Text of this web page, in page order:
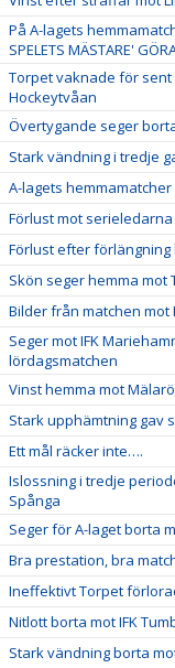
På A-lagets
SPELETS MÄSTARE'
Torpet vaknade för sent
Hockeytvåan
Övertygande seger
Stark vändning i tredje
A-lagets hemmamatcher
Förlust mot serieledarna
Förlust efter förlängning
Skön seger hemma mot
Bilder från matchen mot
Seger mot IFK
lördagsmatchen
Vinst hemma mot Mälarö
Stark upphämtning gav
Ett mål räcker inte….
Islossning i tredje
Spånga
Seger för A-laget borta
Bra prestation, bra
Ineffektivt Torpet
Nitlott borta mot IFK
Stark vändning borta